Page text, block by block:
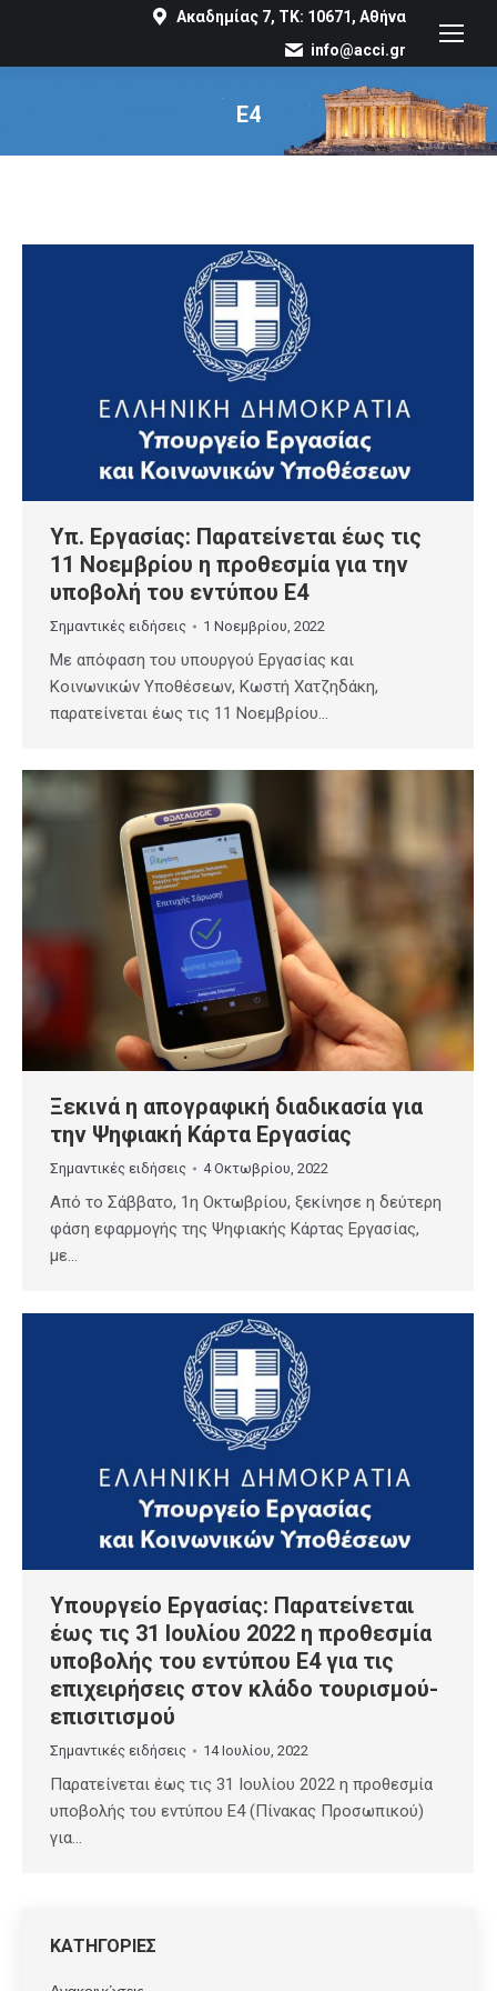
Ακαδημίας 7, ΤΚ: 10671, Αθήνα
info@acci.gr
Ε4
You are here:
Υπ. Εργασίας: Παρατείνεται έως τις
11 Νοεμβρίου η προθεσμία για την
υποβολή του εντύπου Ε4
Σημαντικές ειδήσεις 1 Νοεμβρίου, 2022
Με απόφαση του υπουργού Εργασίας και
Κοινωνικών Υποθέσεων, Κωστή Χατζηδάκη,
παρατείνεται έως τις 11 Νοεμβρίου…
Ξεκινά η απογραφική διαδικασία για
την Ψηφιακή Κάρτα Εργασίας
Σημαντικές ειδήσεις 4 Οκτωβρίου, 2022
Από το Σάββατο, 1η Οκτωβρίου, ξεκίνησε η δεύτερη
φάση εφαρμογής της Ψηφιακής Κάρτας Εργασίας,
με…
Υπουργείο Εργασίας: Παρατείνεται
έως τις 31 Ιουλίου 2022 η προθεσμία
υποβολής του εντύπου Ε4 για τις
επιχειρήσεις στον κλάδο τουρισμού-
επισιτισμού
Σημαντικές ειδήσεις 14 Ιουλίου, 2022
Παρατείνεται έως τις 31 Ιουλίου 2022 η προθεσμία
υποβολής του εντύπου Ε4 (Πίνακας Προσωπικού)
για…
ΚΑΤΗΓΟΡΙΕΣ